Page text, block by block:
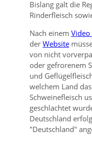
Bislang galt die
Rinderfleisch
Nach einem Video
der Website
von nicht
oder gefrorenem
und
welchem Land
Schweinefleisch
geschlachtet
Deutschland
Deutschland